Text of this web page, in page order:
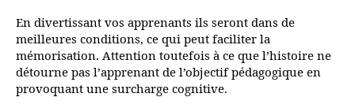
En divertissant vos apprenants ils seront dans de
meilleures conditions, ce qui peut faciliter la
mémorisation. Attention toutefois à ce que l’histoire ne
détourne pas l’apprenant de l’objectif pédagogique en
provoquant une surcharge cognitive.